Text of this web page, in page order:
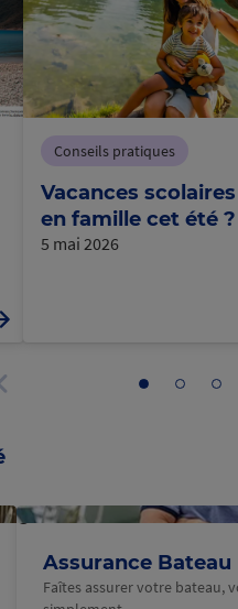
Conseils pratiques
Vacances
en famille cet été ?
5 mai 2026
Aller Aller Aller
Assurance Bateau
Faîtes assurer votre bateau,
@Macif